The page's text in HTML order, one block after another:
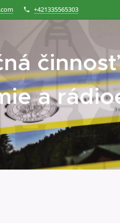
+421335565303
a